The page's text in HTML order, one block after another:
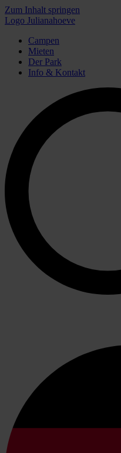
Zum Inhalt springen
Logo Julianahoeve
Campen
Mieten
Der Park
Info & Kontakt